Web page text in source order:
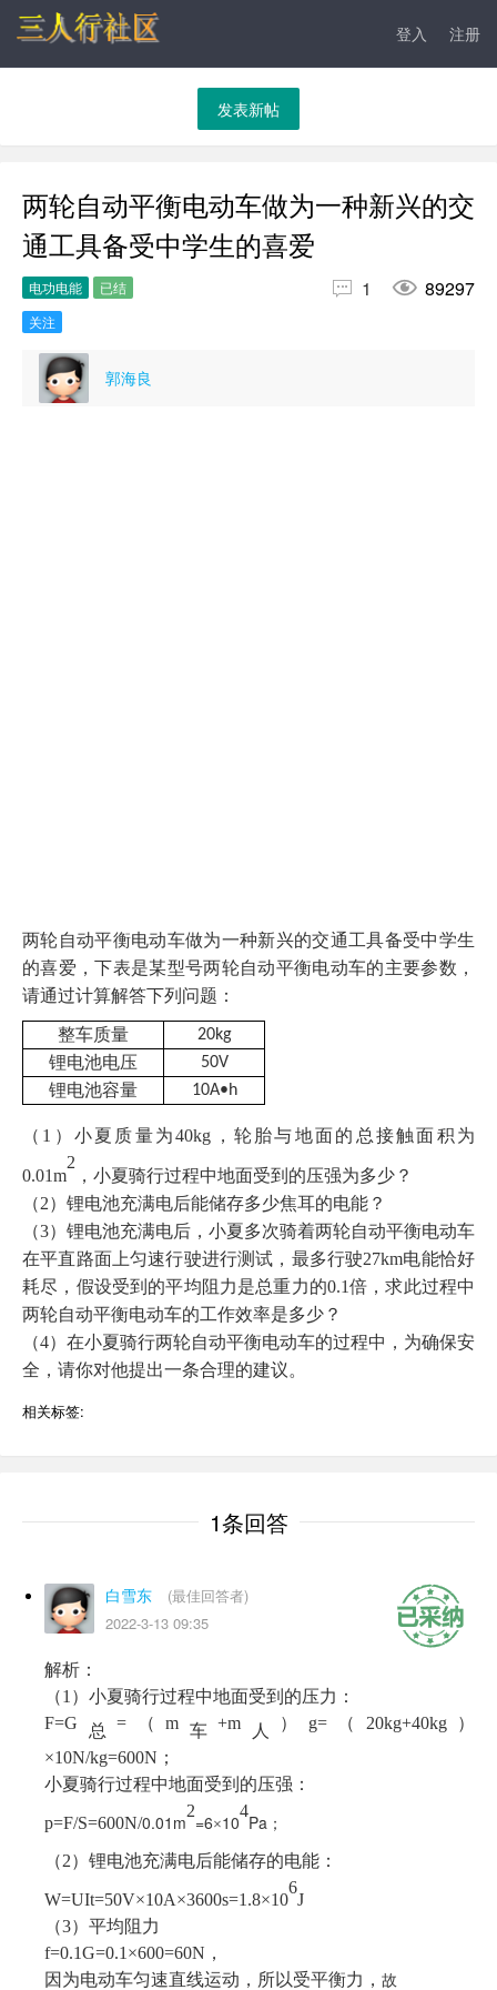
登入 注册
发表新帖
两轮自动平衡电动车做为一种新兴的交
通工具备受中学生的喜爱
电功电能
已结
关注
 1  89297
郭海良
两轮自动平衡电动车做为一种新兴的交通工具备受中学生
的喜爱，下表是某型号两轮自动平衡电动车的主要参数，
请通过计算解答下列问题：
整车质量 20kg
锂电池电压 50V
锂电池容量 10A•h
（ 1 ）小夏质量为40kg ，轮胎与地面的总接触面积为
0.01m
2
，小夏骑行过程中地面受到的压强为多少？
（2）锂电池充满电后能储存多少焦耳的电能？
（3）锂电池充满电后，小夏多次骑着两轮自动平衡电动车
在平直路面上匀速行驶进行测试，最多行驶27km电能恰好
耗尽，假设受到的平均阻力是总重力的0.1倍，求此过程中
两轮自动平衡电动车的工作效率是多少？
（4）在小夏骑行两轮自动平衡电动车的过程中，为确保安
全，请你对他提出一条合理的建议。
相关标签:
1条回答
白雪东
(最佳回答者)
2022-3-13 09:35
解析：
（1 ）小夏骑行过程中地面受到的压力：
F=G 总 = （ m 车 +m 人 ） g=（ 20kg+40kg）
×10N/kg=600N ；
小夏骑行过程中地面受到的压强：
p=F/S=600N/0.01m
2
=6×10
4
Pa ；
（2）锂电池充满电后能储存的电能：
W=UIt=50V×10A×3600s=1.8×10
6
J
（3）平均阻力
f=0.1G=0.1 ×600=60N ，
因为电动车匀速直线运动，所以受平衡力， 故